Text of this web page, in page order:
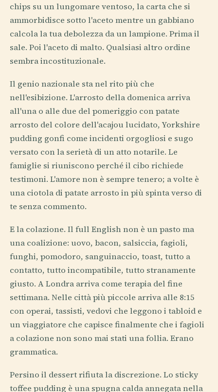
chips su un lungomare ventoso, la carta che si
ammorbidisce sotto l'aceto mentre un gabbiano
calcola la tua debolezza da un lampione. Prima il
sale. Poi l'aceto di malto. Qualsiasi altro ordine
sembra incostituzionale.
Il genio nazionale sta nel rito più che
nell'esibizione. L'arrosto della domenica arriva
all'una o alle due del pomeriggio con patate
arrosto del colore dell'acajou lucidato, Yorkshire
pudding gonfi come incidenti orgogliosi e sugo
versato con la serietà di un atto notarile. Le
famiglie si riuniscono perché il cibo richiede
testimoni. L'amore non è sempre tenero; a volte è
una ciotola di patate arrosto in più spinta verso di
te senza commento.
E la colazione. Il full English non è un pasto ma
una coalizione: uovo, bacon, salsiccia, fagioli,
funghi, pomodoro, sanguinaccio, toast, tutto a
contatto, tutto incompatibile, tutto stranamente
giusto. A Londra arriva come terapia del fine
settimana. Nelle città più piccole arriva alle 8:15
con operai, tassisti, vedovi che leggono i tabloid e
un viaggiatore che capisce finalmente che i fagioli
a colazione non sono mai stati una follia. Erano
grammatica.
Persino il dessert rifiuta la discrezione. Lo sticky
toffee pudding è una spugna calda annegata nella